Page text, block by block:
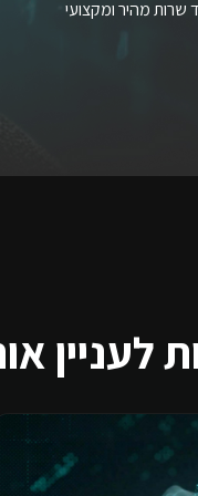
שרות מהיר ומקצועי
לעניין